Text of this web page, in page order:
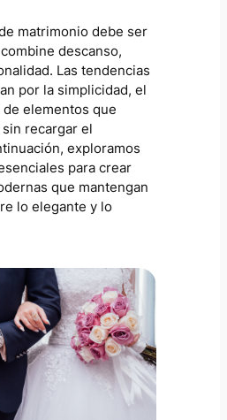
matrimonio debe ser
descanso,
Las tendencias
por la simplicidad, el
elementos que
recargar el
exploramos
para crear
que mantengan
lo elegante y lo